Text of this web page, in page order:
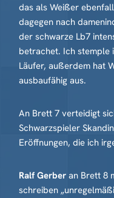
das als Weißer
dagegen nach
der schwarze Lb7
betrachet. Ich stemple
Läufer, außerdem hat
ausbaufähig aus.
An Brett 7 verteidigt
Schwarzspieler
Eröffnungen, die ich
Ralf Gerber an Brett 8
schreiben